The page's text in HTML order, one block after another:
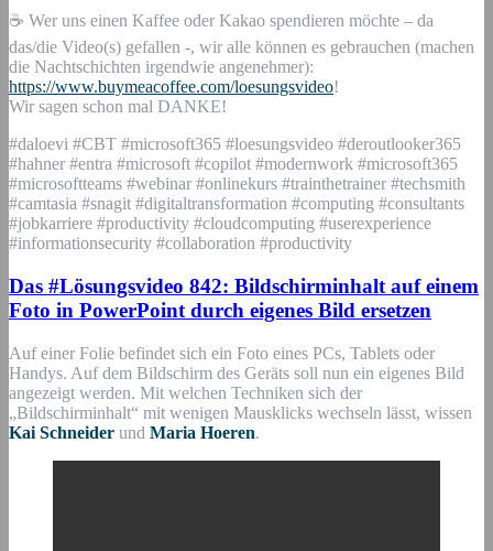
☕ Wer uns einen Kaffee oder Kakao spendieren möchte – da
das/die Video(s) gefallen -, wir alle können es gebrauchen (machen
die Nachtschichten irgendwie angenehmer):
https://www.buymeacoffee.com/loesungsvideo!
Wir sagen schon mal DANKE!
#daloevi #CBT #microsoft365 #loesungsvideo #deroutlooker365
#hahner #entra #microsoft #copilot #modernwork #microsoft365
#microsoftteams #webinar #onlinekurs #trainthetrainer #techsmith
#camtasia #snagit #digitaltransformation #computing #consultants
#jobkarriere #productivity #cloudcomputing #userexperience
#informationsecurity #collaboration #productivity
Das #Lösungsvideo 842: Bildschirminhalt auf einem
Foto in PowerPoint durch eigenes Bild ersetzen
Auf einer Folie befindet sich ein Foto eines PCs, Tablets oder
Handys. Auf dem Bildschirm des Geräts soll nun ein eigenes Bild
angezeigt werden. Mit welchen Techniken sich der
„Bildschirminhalt“ mit wenigen Mausklicks wechseln lässt, wissen
Kai Schneider und Maria Hoeren.